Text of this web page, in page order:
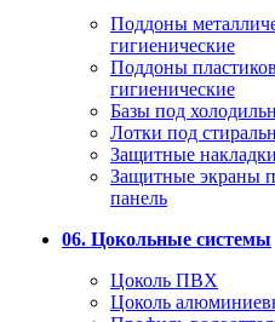
Поддоны
гигиенические
Поддоны
гигиенические
Базы под
Лотки под
Защитные накладки
Защитные экраны
панель
06. Цокольные системы
Цоколь ПВХ
Цоколь